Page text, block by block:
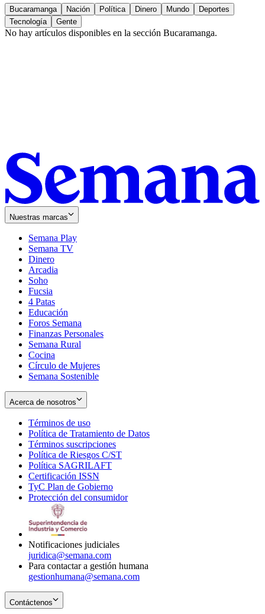
Bucaramanga Nación Política Dinero Mundo
Deportes
Tecnología
Gente
No hay artículos disponibles en la sección Bucaramanga.
Nuestras marcas
Semana Play
Semana TV
Dinero
Arcadia
Soho
in
new
window
Fucsia
in
new
window
4 Patas
Educación
Foros Semana
Finanzas Personales
Semana Rural
Cocina
Círculo de Mujeres
Semana Sostenible
Acerca de nosotros
Términos de uso
in
new
window
Política de Tratamiento de Datos
Términos suscripciones
in
Política de Riesgos C/ST
Política SAGRILAFT
new
window
Certificación ISSN
in
new
TyC Plan de Gobierno
in
Protección del consumidorOpens
Notificaciones judiciales
juridica@semana.com
Para contactar a gestión humana
gestionhumana@semana.com
Contáctenos